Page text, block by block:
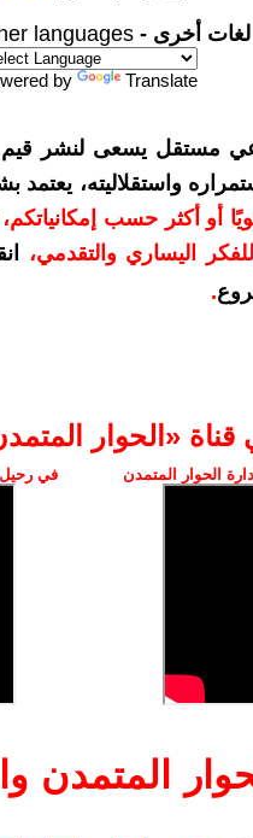
لغات أخرى -languages
by Translate
مستقل يسعى لنشر قيم
واستقلاليته،
دولارات سنويًا أو أكثر حسب
اليساري والتقدمي،
.
‫«الحوار
الحوار المتمدن في
المتمدن